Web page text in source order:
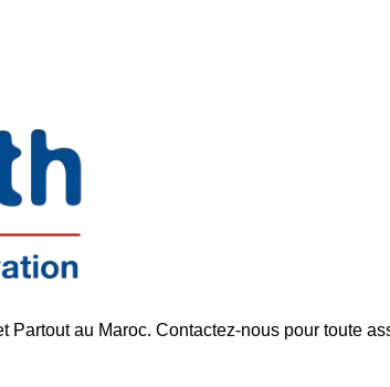
au Maroc. Contactez-nous pour toute